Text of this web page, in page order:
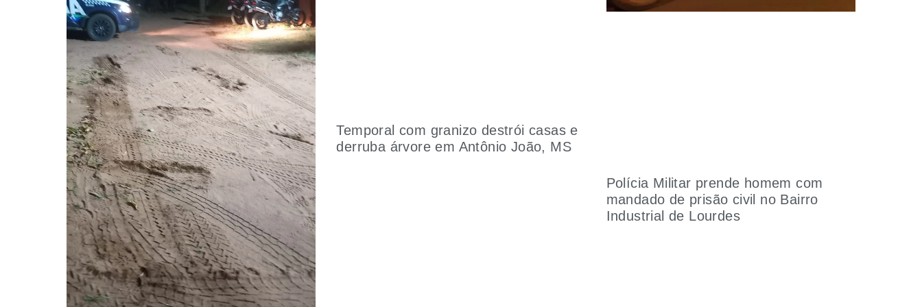
Temporal com granizo destrói casas e
derruba árvore em Antônio João, MS
Polícia Militar prende homem com
mandado de prisão civil no Bairro
Industrial de Lourdes